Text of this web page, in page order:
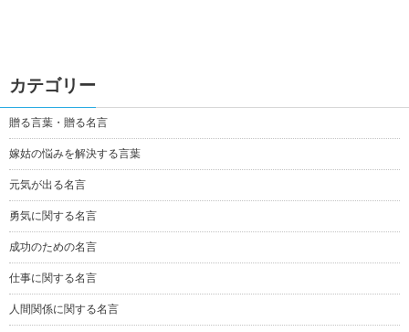
カテゴリー
贈る言葉・贈る名言
嫁姑の悩みを解決する言葉
元気が出る名言
勇気に関する名言
成功のための名言
仕事に関する名言
人間関係に関する名言